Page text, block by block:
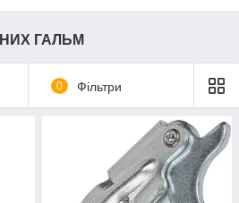
ГАЛЬМ
0 Фільтри